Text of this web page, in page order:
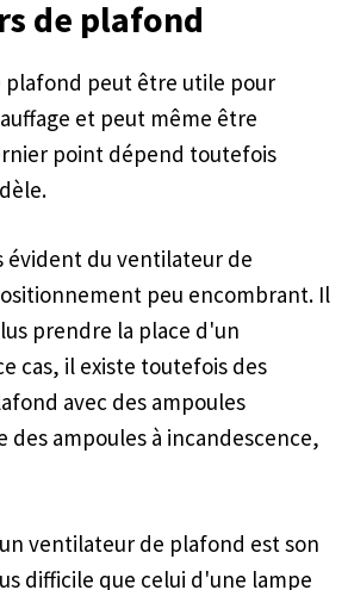
de plafond
plafond peut être utile pour
et peut même être
point dépend toutefois
évident du ventilateur de
peu encombrant. Il
prendre la place d'un
cas, il existe toutefois des
avec des ampoules
des ampoules à incandescence,
ventilateur de plafond est son
difficile que celui d'une lampe